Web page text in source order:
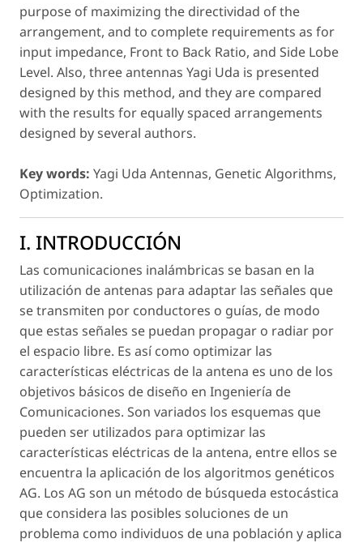
purpose of maximizing the directividad of the
arrangement, and to complete requirements as for
input impedance, Front to Back Ratio, and Side Lobe
Level. Also, three antennas Yagi Uda is presented
designed by this method, and they are compared
with the results for equally spaced arrangements
designed by several authors.
Key words: Yagi Uda Antennas, Genetic Algorithms,
Optimization.
I. INTRODUCCIÓN
Las comunicaciones inalámbricas se basan en la
utilización de antenas para adaptar las señales que
se transmiten por conductores o guías, de modo
que estas señales se puedan propagar o radiar por
el espacio libre. Es así como optimizar las
características eléctricas de la antena es uno de los
objetivos básicos de diseño en Ingeniería de
Comunicaciones. Son variados los esquemas que
pueden ser utilizados para optimizar las
características eléctricas de la antena, entre ellos se
encuentra la aplicación de los algoritmos genéticos
AG. Los AG son un método de búsqueda estocástica
que considera las posibles soluciones de un
problema como individuos de una población y aplica